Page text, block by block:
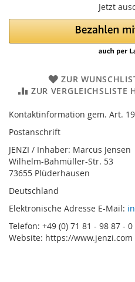
Jetzt
ZUR
ZUR VERGLEICHSLISTE
Kontaktinformation gem. Art. 19
Postanschrift
JENZI / Inhaber: Marcus Jensen
Wilhelm-Bahmüller-Str. 53
73655 Plüderhausen
Deutschland
Elektronische Adresse E-Mail:
Telefon: +49 (0) 71 81 - 98 87 - 0
Website: https://www.jenzi.com